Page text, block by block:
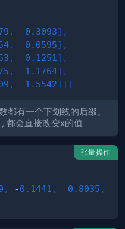
, 0.3093] ,
, 0.0595] ,
, 0.1251 ] ,
, 1.1764] ,
, 1.5542] ] )
都有一个下划线的后缀。
, 都会直接改变x的值
张量操作
, -0.1441 , 0.8035 ,